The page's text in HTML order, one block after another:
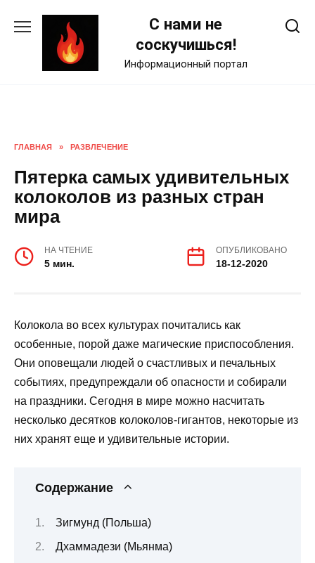
С нами не
соскучишься!
Информационный портал
ГЛАВНАЯ » РАЗВЛЕЧЕНИЕ
Пятерка самых удивительных
колоколов из разных стран
мира
НА ЧТЕНИЕ
5 мин.
ОПУБЛИКОВАНО
18-12-2020
Колокола во всех культурах почитались как
особенные, порой даже магические приспособления.
Они оповещали людей о счастливых и печальных
событиях, предупреждали об опасности и собирали
на праздники. Сегодня в мире можно насчитать
несколько десятков колоколов-гигантов, некоторые из
них хранят еще и удивительные истории.
Содержание
Зигмунд (Польша)
Дхаммадези (Мьянма)